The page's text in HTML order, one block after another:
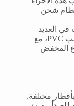
شحن
في العديد
من الصناعات. يمكنك الحصول عليها لأنابيب PVC، مع
المخفض
مختلفة.